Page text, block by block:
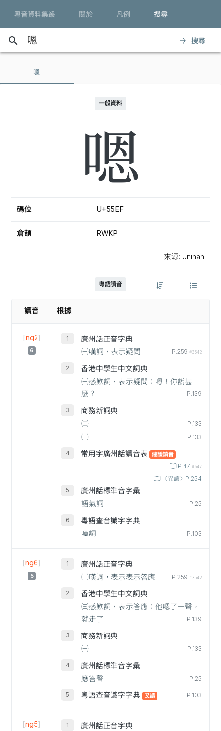
粵音資料集叢 關於 凡例 搜尋
search arrow_forward 搜尋
嗯
一般資料
嗯
碼位 U+55EF
倉頡 RWKP
來源: Unihan
粵語讀音
讀音 根據
[ng2]
6
廣州話正音字典
㈠嘆詞，表示疑問
P.259 #3542
香港中學生中文詞典
㈠感歎詞，表示疑問：嗯！你說甚
麼？
P.139
商務新詞典
㈡
P.133
㈢ P.133
常用字廣州話讀音表 建議讀音
P.47 #647
〈異讀〉P.254
廣州話標準音字彙
語氣詞
P.25
粵語查音識字字典
嘆詞
P.103
[ng6]
5
廣州話正音字典
㈢嘆詞，表示表示答應
P.259 #3542
香港中學生中文詞典
㈢感歎詞，表示答應：他嗯了一聲，
就走了
P.139
商務新詞典
㈠
P.133
廣州話標準音字彙
應答聲
P.25
粵語查音識字字典 又讀 P.103
[ng5]
廣州話正音字典